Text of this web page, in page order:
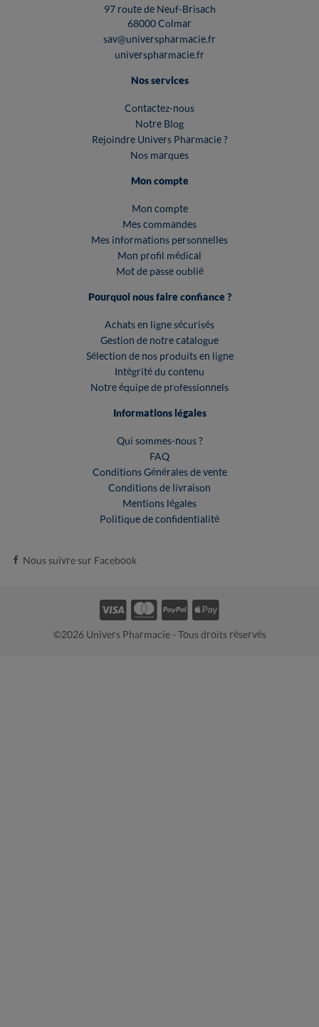
97 route de Neuf-Brisach
68000 Colmar
sav@universpharmacie.fr
universpharmacie.fr
Nos services
Contactez-nous
Notre Blog
Rejoindre Univers Pharmacie ?
Nos marques
Mon compte
Mon compte
Mes commandes
Mes informations personnelles
Mon profil médical
Mot de passe oublié
Pourquoi nous faire confiance ?
Achats en ligne sécurisés
Gestion de notre catalogue
Sélection de nos produits en ligne
Intégrité du contenu
Notre équipe de professionnels
Informations légales
Qui sommes-nous ?
FAQ
Conditions Générales de vente
Conditions de livraison
Mentions légales
Politique de confidentialité
Nous suivre sur Facebook
©2026 Univers Pharmacie - Tous droits réservés